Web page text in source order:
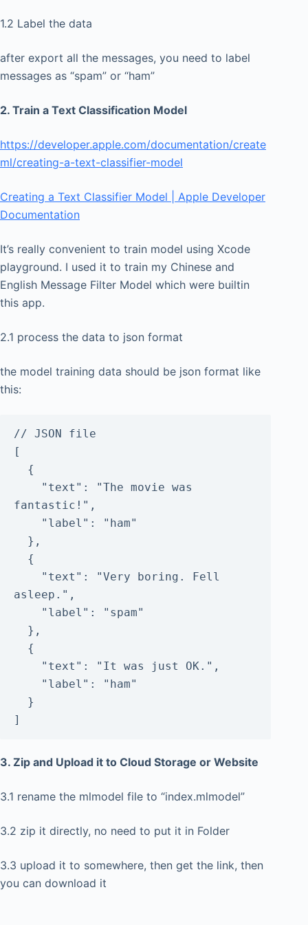
1.2 Label the data
after export all the messages, you need to label
messages as “spam” or “ham”
2. Train a Text Classification Model
https://developer.apple.com/documentation/create
ml/creating-a-text-classifier-model
Creating a Text Classifier Model | Apple Developer
Documentation
It’s really convenient to train model using Xcode
playground. I used it to train my Chinese and
English Message Filter Model which were builtin
this app.
2.1 process the data to json format
the model training data should be json format like
this:
// JSON file
[
fantastic!",
asleep.",
]
3. Zip and Upload it to Cloud Storage or Website
3.1 rename the mlmodel file to “index.mlmodel”
3.2 zip it directly, no need to put it in Folder
3.3 upload it to somewhere, then get the link, then
you can download it